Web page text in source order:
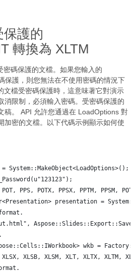
保護的
轉換為 XLTM
密碼保護的文檔。如果您輸入的
保護，則您無法在不使用密碼的情況下
文檔受密碼保護時，這意味著它對演示
消限制，必須輸入密碼。受密碼保護的
稿。 API 允許您通過在 LoadOptions 對
加密的文檔。以下代碼示例顯示如何使
System::MakeObject<LoadOptions>();
PPS, POTX, PPSX, PPTM, PPSM,
presentation =
wkb =
XLSB, XLSM, XLT, XLTX, XLTM,